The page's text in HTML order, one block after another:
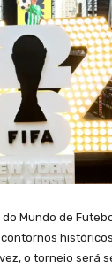
Mundo de
o torneio será